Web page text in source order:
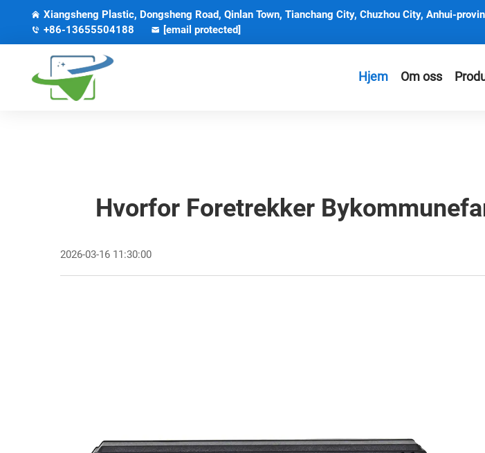
Xiangsheng Plastic, Dongsheng Road, Qinlan Town, Tianchang City, Chuzhou City, Anhui-
+86-13655504188
[email protected]
Hjem Om oss
Hvorfor Foretrekker
2026-03-16 11:30:00